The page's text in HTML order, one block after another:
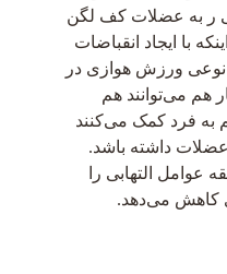
ر به عضلات کف لگن
با ایجاد انقباضات
نوعی ورزش هوازی در
هم می‌توانند هم
به فرد کمک می‌کنند
داشته باشد.
عوامل التهابی را
کاهش می‌دهد.